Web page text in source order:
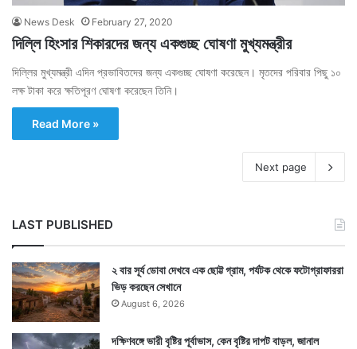
News Desk February 27, 2020
দিল্লি হিংসার শিকারদের জন্য একগুচ্ছ ঘোষণা মুখ্যমন্ত্রীর
দিল্লির মুখ্যমন্ত্রী এদিন প্রভাবিতদের জন্য একগুচ্ছ ঘোষণা করেছেন। মৃতদের পরিবার পিছু ১০
লক্ষ টাকা করে ক্ষতিপূরণ ঘোষণা করেছেন তিনি।
Read More »
Next page
LAST PUBLISHED
২ বার সূর্য ডোবা দেখবে এক ছোট্ট গ্রাম, পর্যটক থেকে ফটোগ্রাফাররা
ভিড় করছেন সেখানে
August 6, 2026
দক্ষিণবঙ্গে ভারী বৃষ্টির পূর্বাভাস, কেন বৃষ্টির দাপট বাড়ল, জানাল